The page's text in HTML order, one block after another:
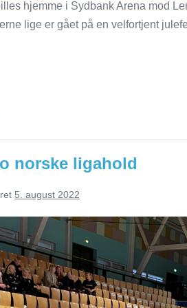
hjemme i Sydbank Arena mod
lige er gået på en velfortjent
norske ligahold
5. august 2022